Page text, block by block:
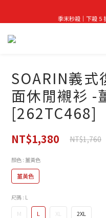
季末秒殺｜下殺 5
👑立即成為
SOARIN義式
面休閒襯衫 -
[262TC468]
NT$1,380 NT$1,760
顏色 : 薑黃色
薑黃色
尺碼 : L
M L XL 2XL